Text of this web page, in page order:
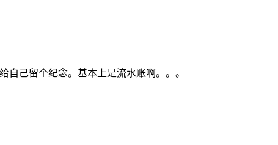
己留个纪念。基本上是流水账啊。。。